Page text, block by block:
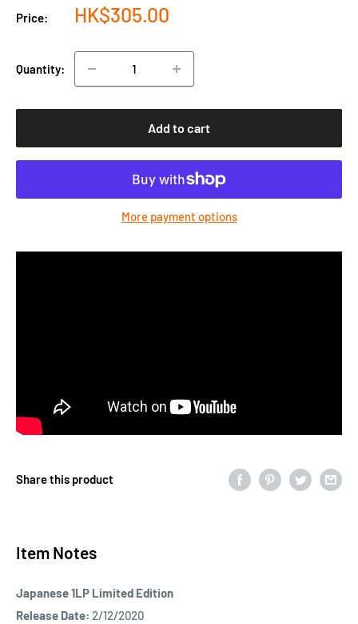
Price:
Sale
HK$305.00
Quantity:
Add to cart
More payment options
Share this product
Item Notes
Japanese 1LP Limited Edition
Release Date: 2/12/2020